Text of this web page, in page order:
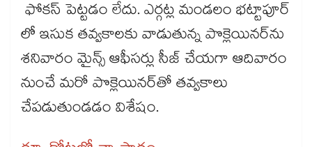
ఫోకస్​ పెట్టడం లేదు. ఎర్గట్ల మండలం భట్టాపూర్
లో ఇసుక తవ్వకాలకు వాడుతున్న పొక్లెయినర్​ను
శనివారం మైన్స్ ఆఫీసర్లు సీజ్​ చేయగా ఆదివారం
నుంచే మరో పొక్లెయినర్​తో తవ్వకాలు
చేపడుతుండడం విశేషం.